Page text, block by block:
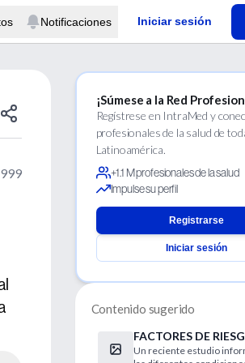
Notificaciones Iniciar sesión
¡Súmese a la Red
Regístrese en IntraMed y
profesionales de la salud de
Latinoamérica.
+1.1 M profesionales de la salud
Impulse su perfil
Registrarse
Iniciar sesión
Contenido sugerido
FACTORES DE
PARA INFECCION
Un reciente estudio